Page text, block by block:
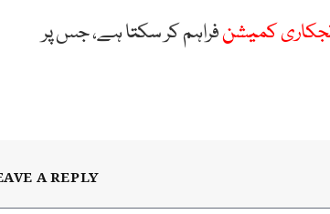
کمیشنفراہم کر سکتا ہے، جس پر
A REPLY